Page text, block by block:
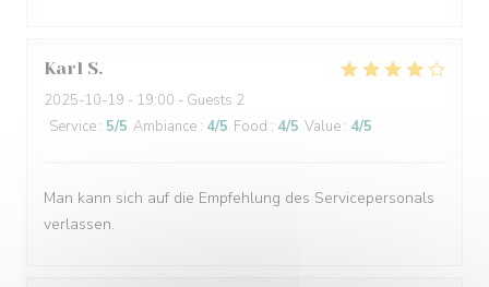
Karl S
2025-10-19 - 19:00 - Guests 2
Service : 5/5 Ambiance : 4/5 Food : 4/5 Value : 4/5
Man kann sich auf die Empfehlung des Servicepersonals
verlassen.